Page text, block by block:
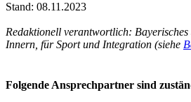
Stand: 08.11.2023
Redaktionell verantwortlich: Bayerisches
Innern, für Sport und Integration (siehe
Folgende Ansprechpartner sind